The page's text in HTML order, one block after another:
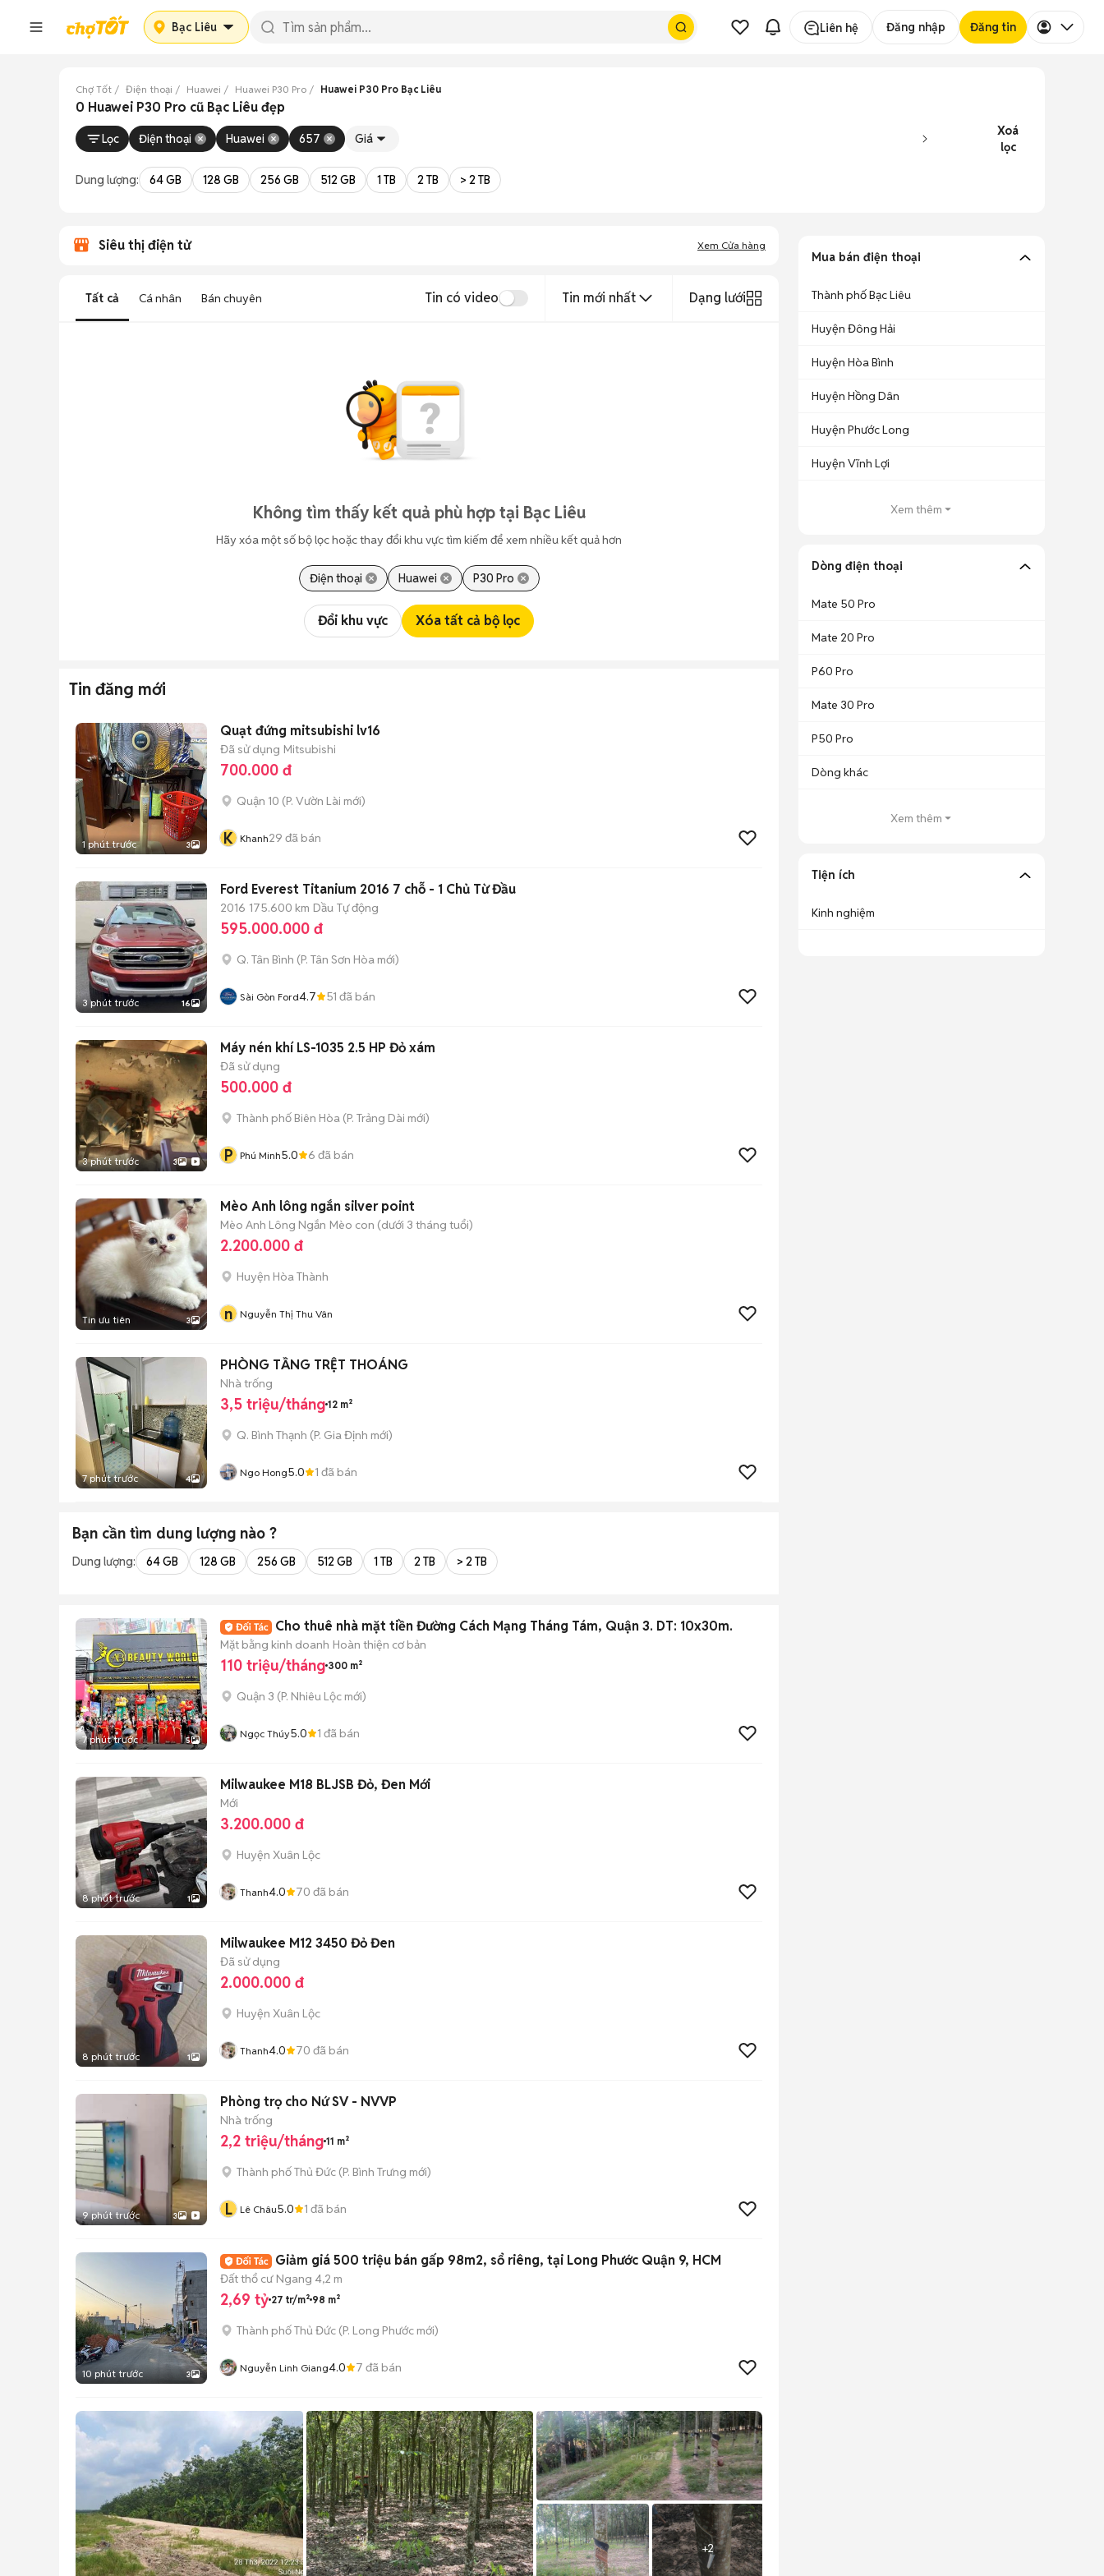
Bạc Liêu Liên hệ Đăng nhập Đăng tin
Chợ Tốt Điện thoại Huawei Huawei P30 Pro Huawei P30 Pro Bạc Liêu
0 Huawei P30 Pro cũ Bạc Liêu đẹp
Lọc Điện thoại Huawei 657 Giá
Xoá
lọc
Dung lượng: 64 GB 128 GB 256 GB 512 GB 1 TB 2 TB > 2 TB
Siêu thị điện tử Xem Cửa hàng
Tất cả Cá nhân Bán chuyên Tin có video Tin mới nhất Dạng lưới
Không tìm thấy kết quả phù hợp tại Bạc Liêu
Hãy xóa một số bộ lọc hoặc thay đổi khu vực tìm kiếm để xem nhiều kết quả hơn
Điện thoại Huawei P30 Pro
Đổi khu vực Xóa tất cả bộ lọc
Tin đăng mới
1 phút trước 3
Quạt đứng mitsubishi lv16
Đã sử dụng Mitsubishi
700.000 đ
Quận 10 (P. Vườn Lài mới)
K Khanh29 đã bán
3 phút trước 16
Ford Everest Titanium 2016 7 chỗ - 1 Chủ Từ Đầu
2016 175.600 km Dầu Tự động
595.000.000 đ
Q. Tân Bình (P. Tân Sơn Hòa mới)
Sài Gòn Ford4.7 51 đã bán
3 phút trước 3
Máy nén khí LS-1035 2.5 HP Đỏ xám
Đã sử dụng
500.000 đ
Thành phố Biên Hòa (P. Trảng Dài mới)
P Phú Minh5.0 6 đã bán
Tin ưu tiên 3
Mèo Anh lông ngắn silver point
Mèo Anh Lông Ngắn Mèo con (dưới 3 tháng tuổi)
2.200.000 đ
Huyện Hòa Thành
n Nguyễn Thị Thu Vân
7 phút trước 4
PHÒNG TẦNG TRỆT THOÁNG
Nhà trống
3,5 triệu/tháng 12 m²
Q. Bình Thạnh (P. Gia Định mới)
Ngo Hong5.0 1 đã bán
Bạn cần tìm dung lượng nào ?
Dung lượng: 64 GB 128 GB 256 GB 512 GB 1 TB 2 TB > 2 TB
7 phút trước 5
Cho thuê nhà mặt tiền Đường Cách Mạng Tháng Tám, Quận 3. DT: 10x30m.
Mặt bằng kinh doanh Hoàn thiện cơ bản
110 triệu/tháng 300 m²
Quận 3 (P. Nhiêu Lộc mới)
Ngọc Thúy5.0 1 đã bán
8 phút trước 1
Milwaukee M18 BLJSB Đỏ, Đen Mới
Mới
3.200.000 đ
Huyện Xuân Lộc
Thanh4.0 70 đã bán
8 phút trước 1
Milwaukee M12 3450 Đỏ Đen
Đã sử dụng
2.000.000 đ
Huyện Xuân Lộc
Thanh4.0 70 đã bán
9 phút trước 3
Phòng trọ cho Nứ SV - NVVP
Nhà trống
2,2 triệu/tháng 11 m²
Thành phố Thủ Đức (P. Bình Trưng mới)
L Lê Châu5.0 1 đã bán
10 phút trước 3
Giảm giá 500 triệu bán gấp 98m2, sổ riêng, tại Long Phước Quận 9, HCM
Đất thổ cư Ngang 4,2 m
2,69 tỷ 27 tr/m² 98 m²
Thành phố Thủ Đức (P. Long Phước mới)
Nguyễn Linh Giang4.0 7 đã bán
+2
Mua bán điện thoại
Thành phố Bạc Liêu
Huyện Đông Hải
Huyện Hòa Bình
Huyện Hồng Dân
Huyện Phước Long
Huyện Vĩnh Lợi
Xem thêm
Dòng điện thoại
Mate 50 Pro
Mate 20 Pro
P60 Pro
Mate 30 Pro
P50 Pro
Dòng khác
Xem thêm
Tiện ích
Kinh nghiệm